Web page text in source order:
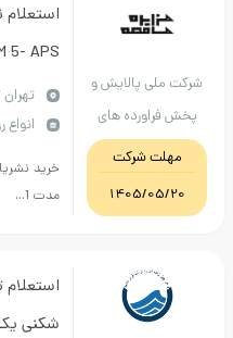
ملی پالایش و
فراورده های
نفتی ایران
مهلت شرکت
1405/05/20
COM 5- APS
ICIS: 8-
Base Oil
تهران / تهران
انواع روغن
خرید نشریات
مدت 1...
استعلام
شکنی یک